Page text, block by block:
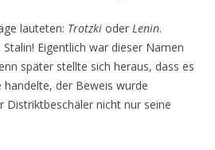
lauteten: Trotzki oder Lenin.
Eigentlich war dieser Namen
später stellte sich heraus, dass es
handelte, der Beweis wurde
Distriktbeschäler nicht nur seine